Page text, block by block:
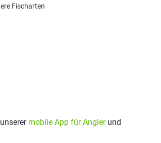
Fischarten
mobile App für Anglerund